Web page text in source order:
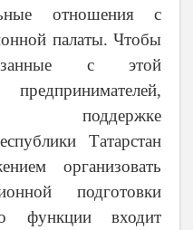
отношения с
палаты. Чтобы
с этой
поддержке
Татарстан
организовать
подготовки
функции входит